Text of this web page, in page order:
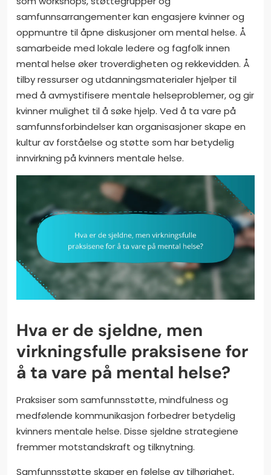
samfunnsarrangementer kan engasjere kvinner og
oppmuntre til åpne diskusjoner om mental helse. Å
samarbeide med lokale ledere og fagfolk innen
mental helse øker troverdigheten og rekkevidden. Å
tilby ressurser og utdanningsmaterialer hjelper til
med å avmystifisere mentale helseproblemer, og gir
kvinner mulighet til å søke hjelp. Ved å ta vare på
samfunnsforbindelser kan organisasjoner skape en
kultur av forståelse og støtte som har betydelig
innvirkning på kvinners mentale helse.
Hva er de sjeldne, men
virkningsfulle praksisene for
å ta vare på mental helse?
Praksiser som samfunnsstøtte, mindfulness og
medfølende kommunikasjon forbedrer betydelig
kvinners mentale helse. Disse sjeldne strategiene
fremmer motstandskraft og tilknytning.
Samfunnsstøtte skaper en følelse av tilhørighet,